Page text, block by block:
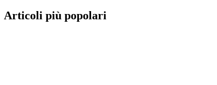
Articoli più popolari